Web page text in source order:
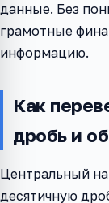
данные. Без
грамотные
информацию.
Как
дробь и
Центральный
десятичную